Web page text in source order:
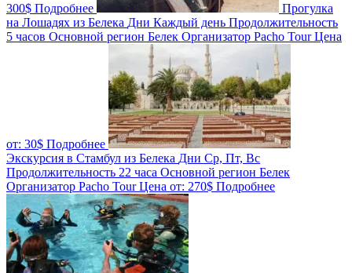
300$ Подробнее
Прогулка
на Лошадях из Белека Дни Каждый день Продолжительность
5 часов Основной регион Белек Организатор Pacho TourЦена
от: 30$ Подробнее
Экскурсия в Стамбул из Белека Дни Ср, Пт, Вс
Продолжительность 22 часа Основной регион Белек
Организатор Pacho TourЦена от: 270$ Подробнее